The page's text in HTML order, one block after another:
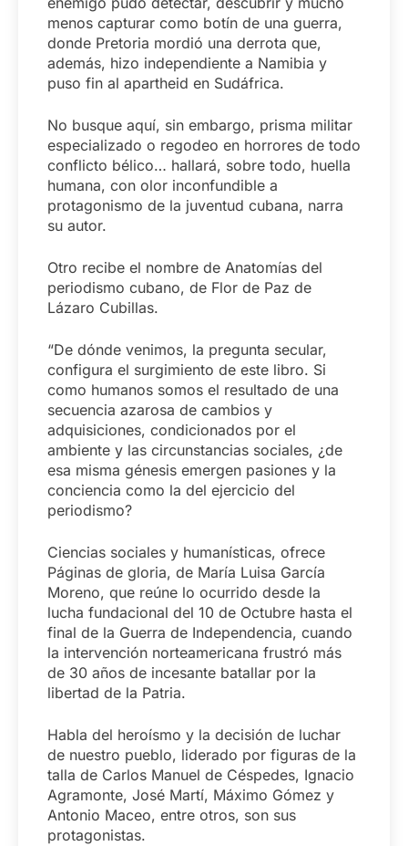
menos capturar como botín de una guerra,
donde Pretoria mordió una derrota que,
además, hizo independiente a Namibia y
puso fin al apartheid en Sudáfrica.
No busque aquí, sin embargo, prisma militar
especializado o regodeo en horrores de todo
conflicto bélico… hallará, sobre todo, huella
humana, con olor inconfundible a
protagonismo de la juventud cubana, narra
su autor.
Otro recibe el nombre de Anatomías del
periodismo cubano, de Flor de Paz de
Lázaro Cubillas.
“De dónde venimos, la pregunta secular,
configura el surgimiento de este libro. Si
como humanos somos el resultado de una
secuencia azarosa de cambios y
adquisiciones, condicionados por el
ambiente y las circunstancias sociales, ¿de
esa misma génesis emergen pasiones y la
conciencia como la del ejercicio del
periodismo?
Ciencias sociales y humanísticas, ofrece
Páginas de gloria, de María Luisa García
Moreno, que reúne lo ocurrido desde la
lucha fundacional del 10 de Octubre hasta el
final de la Guerra de Independencia, cuando
la intervención norteamericana frustró más
de 30 años de incesante batallar por la
libertad de la Patria.
Habla del heroísmo y la decisión de luchar
de nuestro pueblo, liderado por figuras de la
talla de Carlos Manuel de Céspedes, Ignacio
Agramonte, José Martí, Máximo Gómez y
Antonio Maceo, entre otros, son sus
protagonistas.